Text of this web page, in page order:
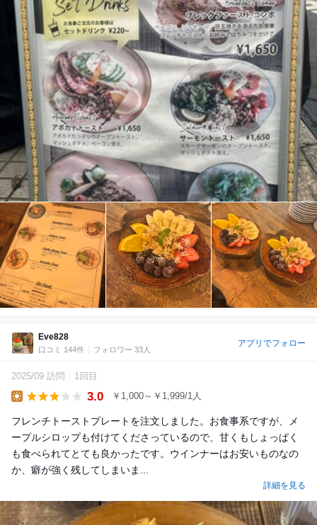
Eve828
口コミ 144件 フォロワー 33人
アプリでフォロー
2025/09 訪問 1回目
3.0 ￥1,000～￥1,999/1人
フレンチトーストプレートを注文しました。お食事系ですが、メ
ープルシロップも付けてくださっているので、甘くもしょっぱく
も食べられてとても良かったです。ウインナーはお安いものなの
か、癖が強く残してしまいま...
詳細を見る